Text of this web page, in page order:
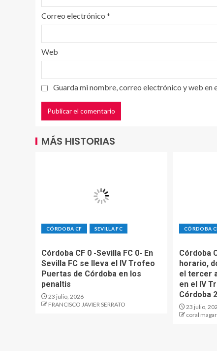
Correo electrónico *
Web
Guarda mi nombre, correo electrónico y web en
MÁS HISTORIAS
CÓRDOBA CF SEVILLA FC
Córdoba CF 0 -Sevilla FC 0- En
Sevilla FC se lleva el IV Trofeo
Puertas de Córdoba en los
penaltis
23 julio, 2026
FRANCISCO JAVIER SERRATO
CÓRDOBA
Córdoba
horario,
el tercer
en el IV
Córdoba
23 julio,
coral